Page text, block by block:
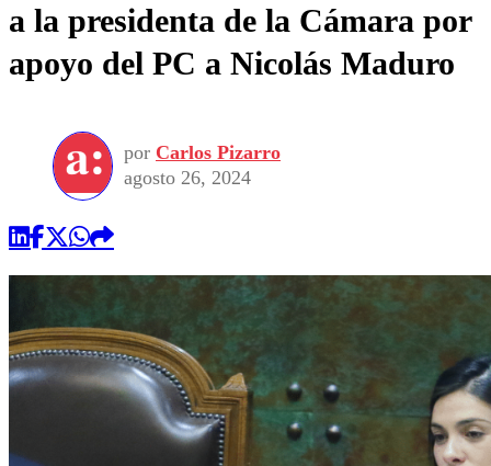
a la presidenta de la Cámara por
apoyo del PC a Nicolás Maduro
por Carlos Pizarro
agosto 26, 2024